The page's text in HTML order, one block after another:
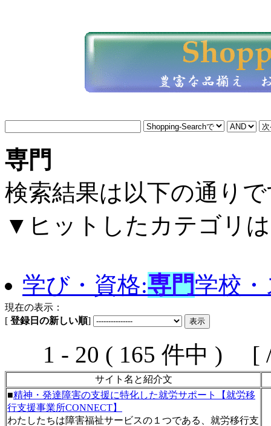
専門
検索結果は以下の通り
▼ヒットしたカテゴリ
学び・資格:専門学校
現在の表示：
[ 登録日の新しい順]
1 - 20 ( 165 件中 ) [
サイト名と紹介文
■精神・発達障害の支援に特化した就労サポート【就労移
行支援事業所CONNECT】
わたしたちは障害福祉サービスの１つである、就労移行支